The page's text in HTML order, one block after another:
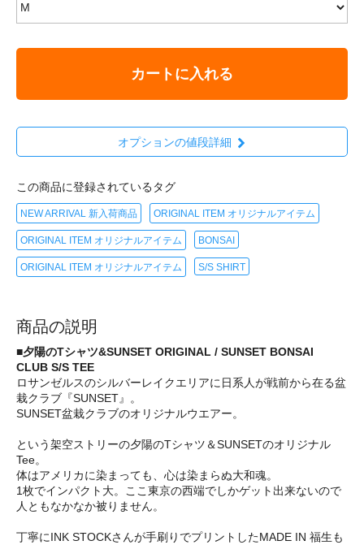
カートに入れる
オプションの値段詳細
この商品に登録されているタグ
NEW ARRIVAL 新入荷商品 ORIGINAL ITEM オリジナルアイテム
ORIGINAL ITEM オリジナルアイテム BONSAI
ORIGINAL ITEM オリジナルアイテム S/S SHIRT
商品の説明
■夕陽のTシャツ&SUNSET ORIGINAL / SUNSET BONSAI
CLUB S/S TEE
ロサンゼルスのシルバーレイクエリアに日系人が戦前から在る盆
栽クラブ『SUNSET』。
SUNSET盆栽クラブのオリジナルウエアー。
という架空ストリーの夕陽のTシャツ＆SUNSETのオリジナル
Tee。
体はアメリカに染まっても、心は染まらぬ大和魂。
1枚でインパクト大。ここ東京の西端でしかゲット出来ないので
人ともなかなか被りません。
丁寧にINK STOCKさんが手刷りでプリントしたMADE IN 福生も